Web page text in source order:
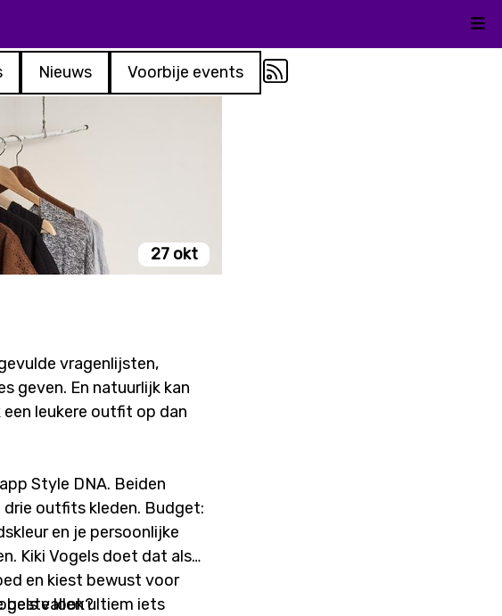
Nieuws Voorbije events
27 okt
vragenlijsten,
geven. En natuurlijk kan
leukere outfit op dan
Style DNA. Beiden
outfits kleden. Budget:
en je persoonlijke
Kiki Vogels doet dat als
en kiest bewust voor
beste look?
vallen ultiem iets